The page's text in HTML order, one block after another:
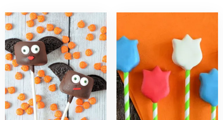
Read
more
about
Vleermuizen
marshmallow
pops
about
Koningsdag
tulpen
pops